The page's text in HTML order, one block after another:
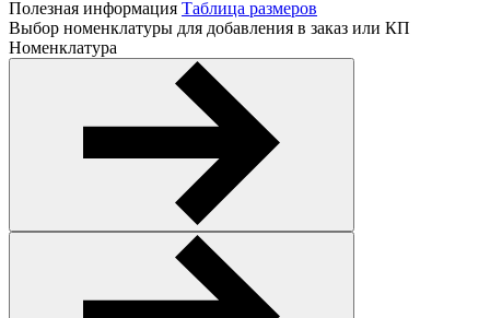
Полезная информация Таблица размеров
Выбор номенклатуры для добавления в заказ или КП
Номенклатура